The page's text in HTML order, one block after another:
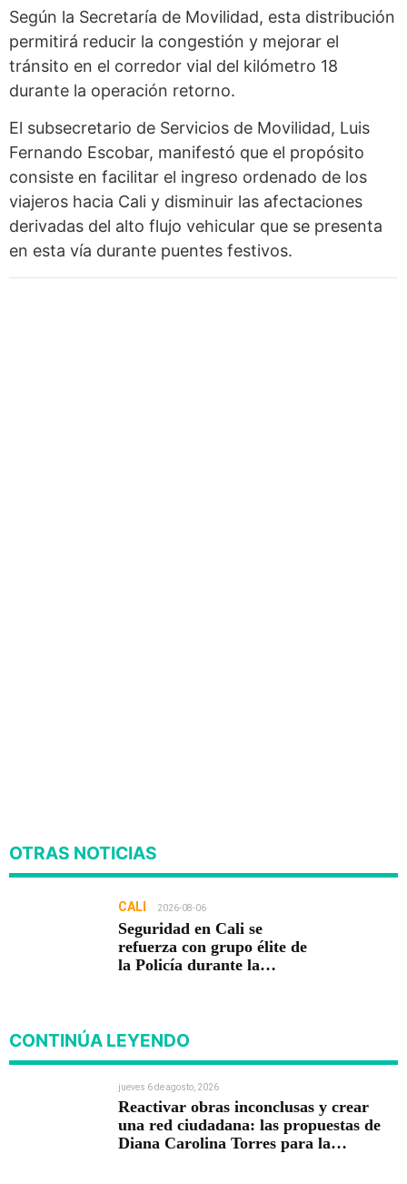
Según la Secretaría de Movilidad, esta distribución
permitirá reducir la congestión y mejorar el
tránsito en el corredor vial del kilómetro 18
durante la operación retorno.
El subsecretario de Servicios de Movilidad, Luis
Fernando Escobar, manifestó que el propósito
consiste en facilitar el ingreso ordenado de los
viajeros hacia Cali y disminuir las afectaciones
derivadas del alto flujo vehicular que se presenta
en esta vía durante puentes festivos.
OTRAS NOTICIAS
CALI 2026-08-06
Seguridad en Cali se
refuerza con grupo élite de
la Policía durante la
CONTINÚA LEYENDO
jueves 6 de agosto, 2026
Reactivar obras inconclusas y crear
una red ciudadana: las propuestas de
Diana Carolina Torres para la